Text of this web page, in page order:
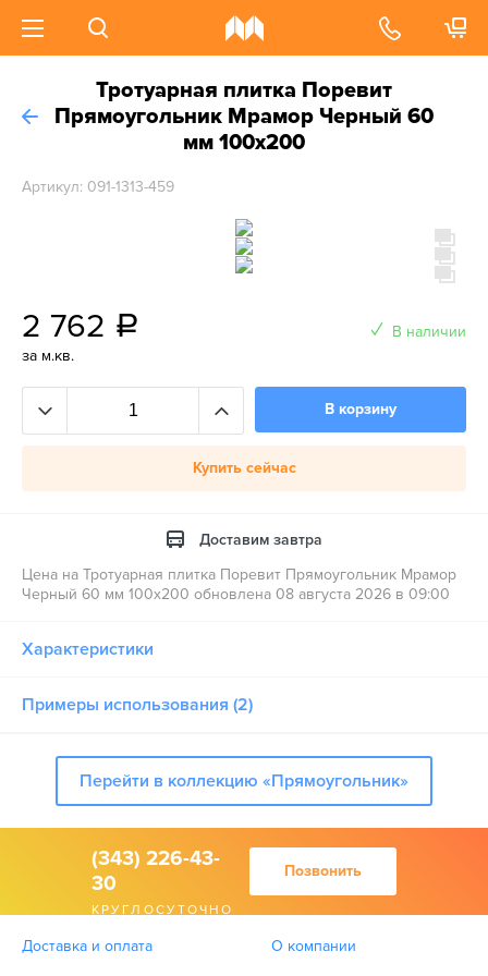
Тротуарная плитка Поревит
Прямоугольник Мрамор Черный 60
мм 100х200
Артикул: 091-1313-459
2 762 a
за м.кв.
В наличии
В корзину
Купить сейчас
Доставим завтра
Цена на Тротуарная плитка Поревит Прямоугольник Мрамор
Черный 60 мм 100х200 обновлена 08 августа 2026 в 09:00
Характеристики
Примеры использования (2)
Перейти в коллекцию «Прямоугольник»
(343) 226-43-
30
КРУГЛОСУТОЧНО
Позвонить
Доставка и оплата О компании